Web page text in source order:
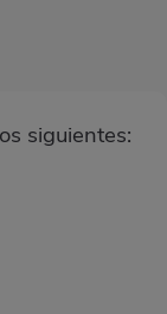
siguientes: